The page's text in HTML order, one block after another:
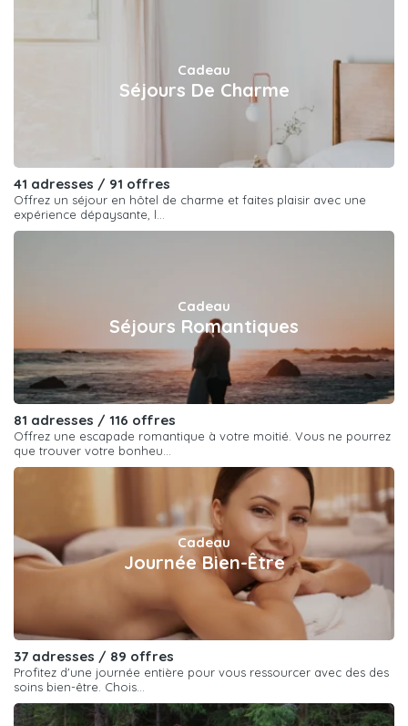
Cadeau
Séjours De Charme
41 adresses / 91 offres
Offrez un séjour en hôtel de charme et faites plaisir avec une
expérience dépaysante, l...
Cadeau
Séjours Romantiques
81 adresses / 116 offres
Offrez une escapade romantique à votre moitié. Vous ne pourrez
que trouver votre bonheu...
Cadeau
Journée Bien-Être
37 adresses / 89 offres
Profitez d'une journée entière pour vous ressourcer avec des des
soins bien-être. Chois...